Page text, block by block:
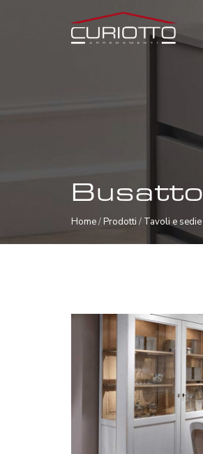
Busatto
Home/Prodotti / Tavoli e sedie